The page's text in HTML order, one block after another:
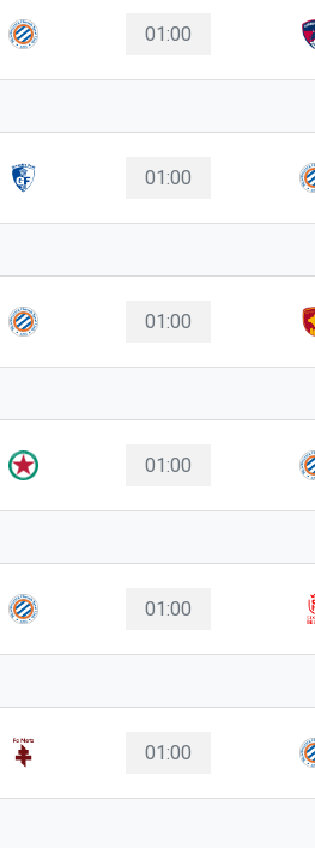
01:00
01:00
01:00
01:00
01:00
01:00